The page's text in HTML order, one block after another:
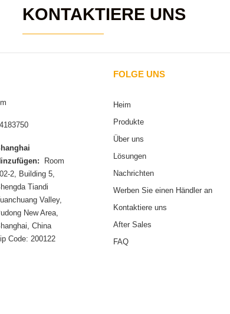
KONTAKTIERE UNS
Room
2, Building 5,
Tiandi
Valley,
New Area,
China
Code: 200122
FOLGE UNS
Heim
Produkte
Über uns
Lösungen
Nachrichten
Werben Sie einen Händler an
Kontaktiere uns
After Sales
FAQ